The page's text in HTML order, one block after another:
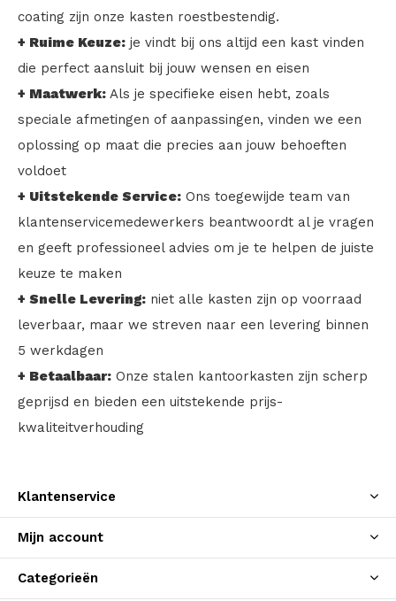
coating zijn onze kasten roestbestendig.
+ Ruime Keuze: je vindt bij ons altijd een kast vinden
die perfect aansluit bij jouw wensen en eisen
+ Maatwerk: Als je specifieke eisen hebt, zoals
speciale afmetingen of aanpassingen, vinden we een
oplossing op maat die precies aan jouw behoeften
voldoet
+ Uitstekende Service: Ons toegewijde team van
klantenservicemedewerkers beantwoordt al je vragen
en geeft professioneel advies om je te helpen de juiste
keuze te maken
+ Snelle Levering: niet alle kasten zijn op voorraad
leverbaar, maar we streven naar een levering binnen
5 werkdagen
+ Betaalbaar: Onze stalen kantoorkasten zijn scherp
geprijsd en bieden een uitstekende prijs-
kwaliteitverhouding
Klantenservice
Mijn account
Categorieën